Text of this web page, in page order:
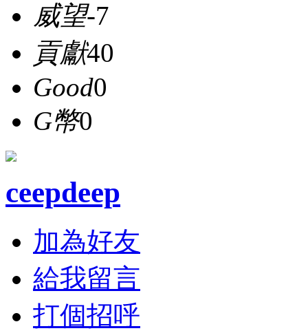
威望-7
貢獻40
Good0
G幣0
ceepdeep
加為好友
給我留言
打個招呼